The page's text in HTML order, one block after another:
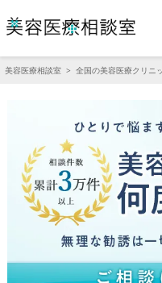
美容医療相談室 > 全国の美容医療クリニ